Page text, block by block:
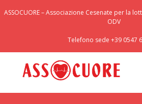
ASSOCUORE – Associazione Cesenate per la
ODV
Telefono sede +39 0547